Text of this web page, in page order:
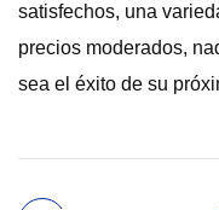
satisfechos, una
precios moderados,
sea el éxito de su